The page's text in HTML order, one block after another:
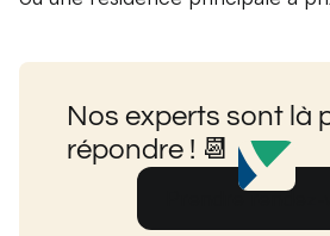
Nos experts sont là
répondre ! 📆
Prendre rendez-